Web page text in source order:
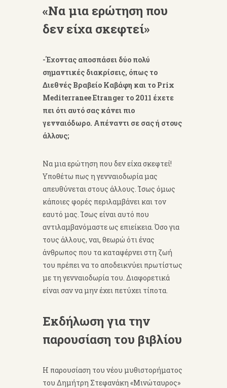
«Να μια ερώτηση που
δεν είχα σκεφτεί»
-Έχοντας αποσπάσει δύο πολύ
σημαντικές διακρίσεις, όπως το
Διεθνές Βραβείο Καβάφη και το Prix
Mediterranee Etranger το 2011 έχετε
πει ότι αυτό σας κάνει πιο
γενναιόδωρο. Απέναντι σε σας ή στους
άλλους;
Να μια ερώτηση που δεν είχα σκεφτεί!
Υποθέτω πως η γενναιοδωρία μας
απευθύνεται στους άλλους. Ίσως όμως
κάποιες φορές περιλαμβάνει και τον
εαυτό μας. Ίσως είναι αυτό που
αντιλαμβανόμαστε ως επιείκεια. Όσο για
τους άλλους, ναι, θεωρώ ότι ένας
άνθρωπος που τα καταφέρνει στη ζωή
του πρέπει να το αποδεικνύει πρωτίστως
με τη γενναιοδωρία του. Διαφορετικά
είναι σαν να μην έχει πετύχει τίποτα.
Εκδήλωση για την
παρουσίαση του βιβλίου
Η παρουσίαση του νέου μυθιστορήματος
του Δημήτρη Στεφανάκη «Μινώταυρος»